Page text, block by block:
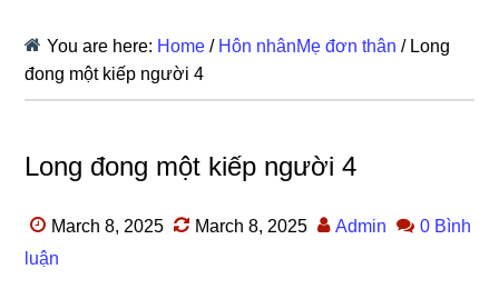
You are here: Home / Hôn nhânMẹ đơn thân /Long
đong một kiếp người 4
Long đong một kiếp người 4
March 8, 2025 March 8, 2025 Admin
0 Bình
luận